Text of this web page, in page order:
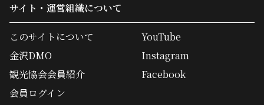
サイト・運営組織について
このサイトについて
金沢DMO
観光協会会員紹介
会員ログイン
YouTube
Instagram
Facebook